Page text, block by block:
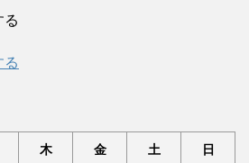
る
る
木 金 土 日